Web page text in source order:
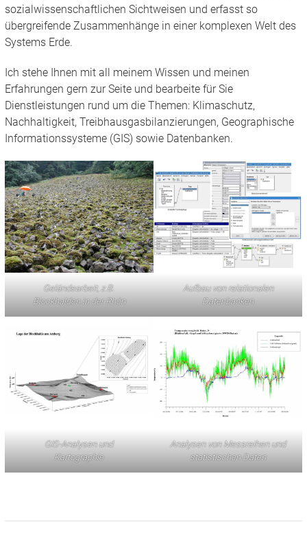
sozialwissenschaftlichen Sichtweisen und erfasst so
übergreifende Zusammenhänge in einer komplexen Welt des
Systems Erde.
Ich stehe Ihnen mit all meinem Wissen und meinen
Erfahrungen gern zur Seite und bearbeite für Sie
Dienstleistungen rund um die Themen: Klimaschutz,
Nachhaltigkeit, Treibhausgasbilanzierungen, Geographische
Informationssysteme (GIS) sowie Datenbanken.
Geländearbeit, z.B.
Blockhalden in der Rhön
Aufbau von relationalen
Datenbanken
GIS-Analysen und
Kartographie
Analysen von Messreihen und
statistischen Daten